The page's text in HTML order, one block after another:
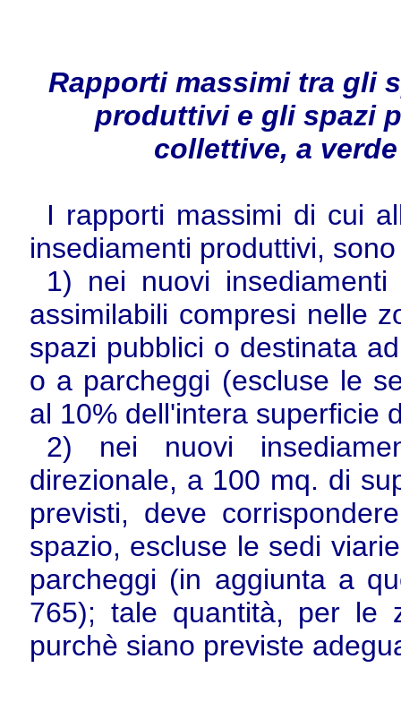
Rapporti massimi tra gli
produttivi e gli spazi
collettive, a
I rapporti massimi di cui
insediamenti produttivi,
1) nei nuovi
assimilabili compresi nelle
spazi pubblici o destinata
o a parcheggi (escluse le
al 10% dell'intera superficie
2) nei nuovi
direzionale, a 100 mq. di
previsti, deve
spazio, escluse le sedi
parcheggi (in aggiunta a
765); tale quantità, per le
purchè siano previste